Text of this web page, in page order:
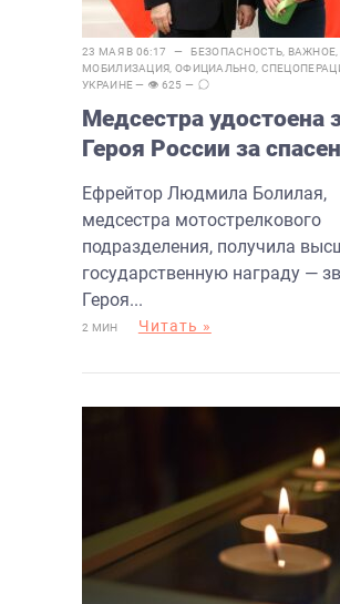
23 МАЯ В 06:17 — БЕЗОПАСНОСТЬ, ВАЖНОЕ
МОБИЛИЗАЦИЯ ОФИЦИАЛЬНО,
УКРАИНЕ— 👁 625 —
Медсестра удостоена
Героя России за
Ефрейтор Людмила Болилая,
медсестра мотострелкового
подразделения, получила
государственную награду —
Героя...
2 МИН Читать »